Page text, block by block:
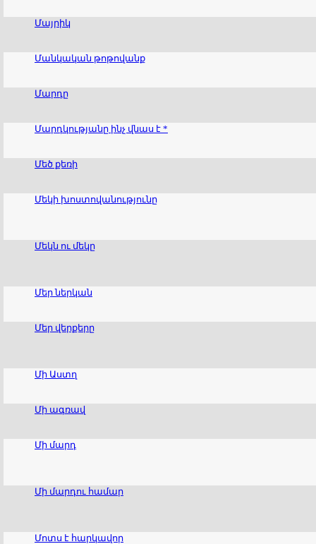
Մայրիկ
Մանկական թոթովանք
Մարդը
Մարդկությանը ինչ վնաս է *
Մեծ քեռի
Մեկի խոստովանությունը
Մեկն ու մեկը
Մեր ներկան
Մեր վերքերը
Մի Աստղ
Մի ագռավ
Մի մարդ
Մի մարդու համար
Մոտս է հարկավոր